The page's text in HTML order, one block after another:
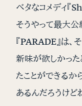
ベタなコメディ『
そうやって最大公
『PARADE』は、
新味が欲しかっ
たことができるか
あるんだろうけど